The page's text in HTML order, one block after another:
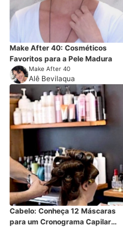
Make After 40: Cosméticos
Favoritos para a Pele Madura
Make After 40
Alê Bevilaqua
Cabelo: Conheça 12 Máscaras
para um Cronograma Capilar